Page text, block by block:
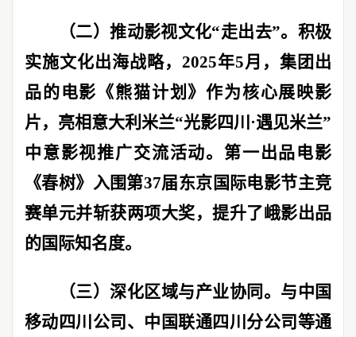
（二）推动影视文化“走出去”。 积极
实施文化出海战略， 2025年5月，集团出
品的电影《熊猫计划》作为核心展映影
片，亮相意大利米兰“光影四川 ·遇见米兰”
中意影视推广交流活动。第一出品电影
《春树》入围第37届东京国际电影节主竞
赛单元并斩获两项大奖，提升了峨影出品
的国际知名度。
（三）深化区域与产业协同。 与中国
移动四川公司、中国联通四川分公司等通